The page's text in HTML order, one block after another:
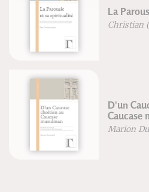
La
Christian
D'un
Caucase
Marion